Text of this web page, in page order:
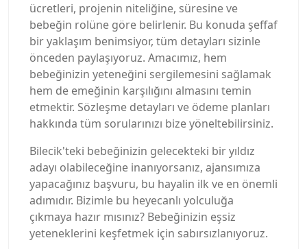
ücretleri, projenin niteliğine, süresine ve
bebeğin rolüne göre belirlenir. Bu konuda şeffaf
bir yaklaşım benimsiyor, tüm detayları sizinle
önceden paylaşıyoruz. Amacımız, hem
bebeğinizin yeteneğini sergilemesini sağlamak
hem de emeğinin karşılığını almasını temin
etmektir. Sözleşme detayları ve ödeme planları
hakkında tüm sorularınızı bize yöneltebilirsiniz.
Bilecik'teki bebeğinizin gelecekteki bir yıldız
adayı olabileceğine inanıyorsanız, ajansımıza
yapacağınız başvuru, bu hayalin ilk ve en önemli
adımıdır. Bizimle bu heyecanlı yolculuğa
çıkmaya hazır mısınız? Bebeğinizin eşsiz
yeteneklerini keşfetmek için sabırsızlanıyoruz.